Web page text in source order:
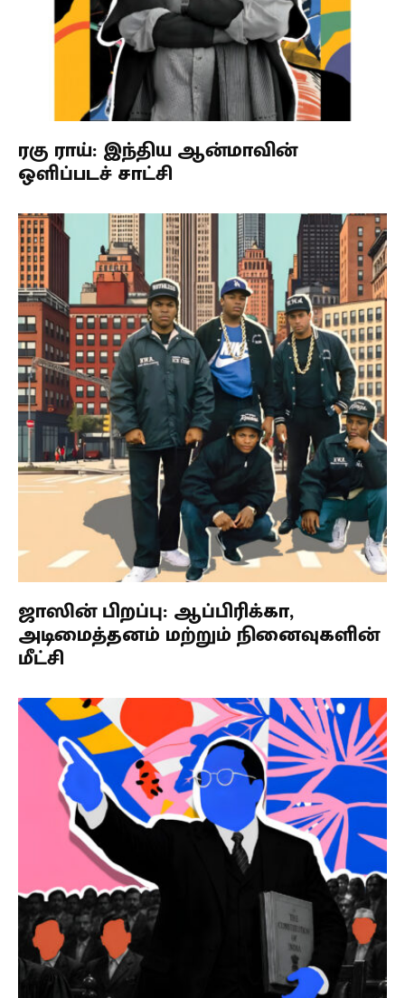
ரகு ராய்: இந்திய ஆன்மாவின்
ஒளிப்படச் சாட்சி
ஜாஸின் பிறப்பு: ஆப்பிரிக்கா,
அடிமைத்தனம் மற்றும் நினைவுகளின்
மீட்சி